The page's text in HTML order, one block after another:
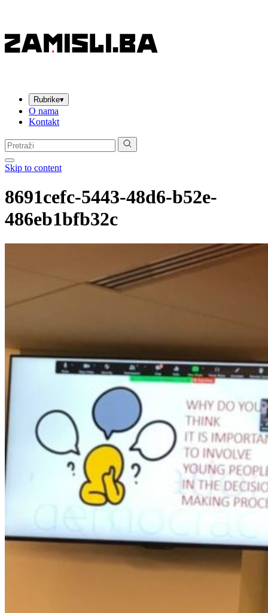
Rubrike▾
O nama
Kontakt
Pretraga:
Skip to content
8691cefc-5443-48d6-b52e-
486eb1bfb32c